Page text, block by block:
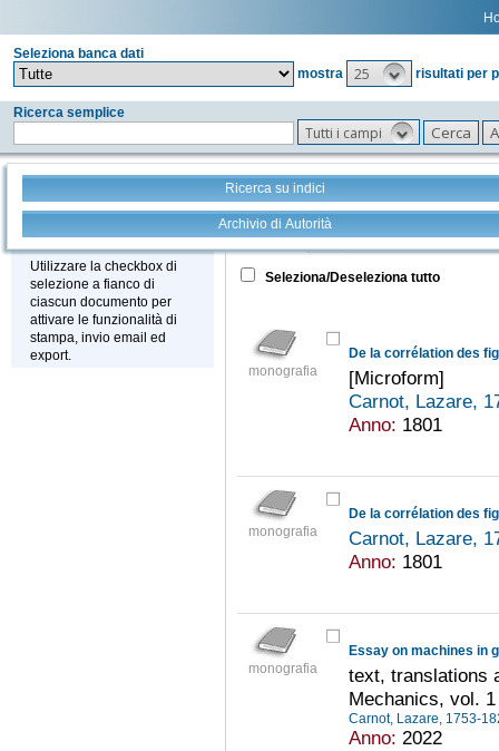
Seleziona banca dati
mostra
25 risultati per
Ricerca semplice
Tutti i campi
Ricerca su indici
Archivio di Autorità
Stampa - Email - Export
Utilizzare la checkbox di
selezione a fianco di
ciascun documento per
attivare le funzionalità di
stampa, invio email ed
export.
Tutto +
Seleziona/Deseleziona tutto
monografia
De la corrélation des
[Microform]
Carnot, Lazare,
Anno: 1801
monografia
De la corrélation des
Carnot, Lazare,
Anno: 1801
monografia
Essay on machines in
text, translations
Mechanics, vol. 1
Carnot, Lazare, 1753-
Anno: 2022